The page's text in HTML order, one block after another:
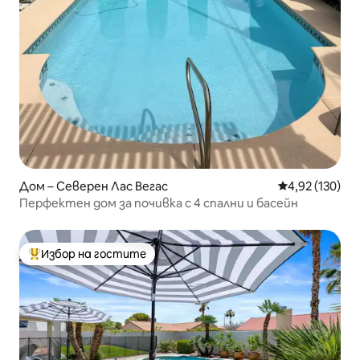
Дом – Северен Лас Вегас Средна
4,92 (130)
Перфектен дом за почивка с 4 спални и басейн
Най-популярен избор на гостите
Избор на гостите